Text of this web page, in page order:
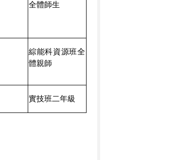
全體師生
綜能科資源班全
體親師
實技班二年級